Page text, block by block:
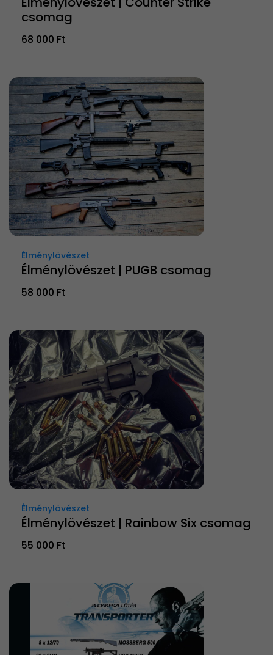
csomag
68 000 Ft
Élménylövészet
Élménylövészet | PUGB csomag
58 000 Ft
Élménylövészet
Élménylövészet | Rainbow Six csomag
55 000 Ft